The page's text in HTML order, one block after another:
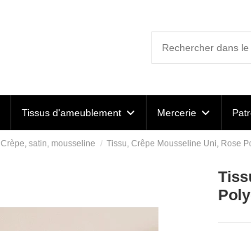
Tissus d'ameublement Mercerie
Crèpe, satin, mousseline Tissu, Crêpe Mousseline Uni, Rose